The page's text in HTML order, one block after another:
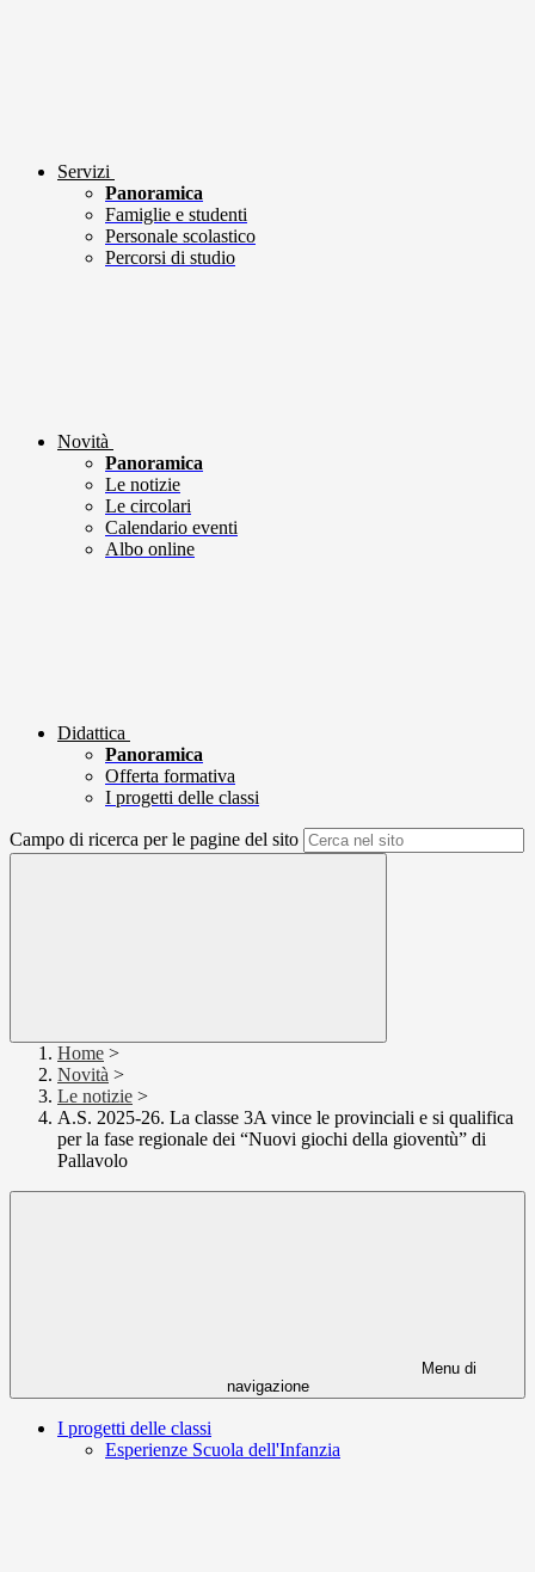
Servizi
Panoramica
Famiglie e studenti
Personale scolastico
Percorsi di studio
Novità
Panoramica
Le notizie
Le circolari
Calendario eventi
Albo online
Didattica
Panoramica
Offerta formativa
I progetti delle classi
Campo di ricerca per le pagine del sito
Home >
Novità >
Le notizie >
A.S. 2025-26. La classe 3A vince le provinciali e si qualifica
per la fase regionale dei “Nuovi giochi della gioventù” di
Pallavolo
Menu di
navigazione
I progetti delle classi
Esperienze Scuola dell'Infanzia